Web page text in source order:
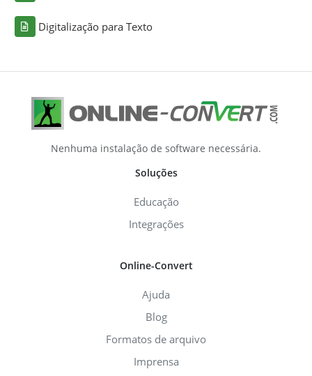
Digitalização para Texto
Nenhuma instalação de software necessária.
Soluções
Educação
Integrações
Online-Convert
Ajuda
Blog
Formatos de arquivo
Imprensa